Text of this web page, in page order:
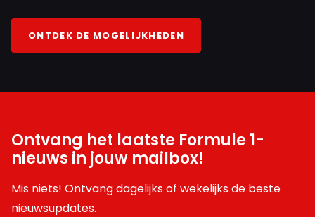
ONTDEK DE MOGELIJKHEDEN
Ontvang het laatste Formule 1-
nieuws in jouw mailbox!
Mis niets! Ontvang dagelijks of wekelijks de beste
nieuwsupdates.